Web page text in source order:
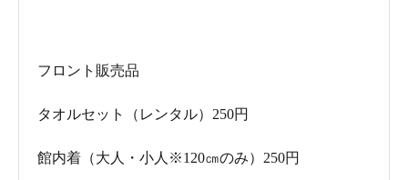
フロント販売品
タオルセット（レンタル）250円
館内着（大人・小人※120㎝のみ）250円